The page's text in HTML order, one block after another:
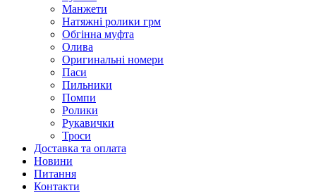
Манжети
Натяжні ролики грм
Обгінна муфта
Олива
Оригинальні номери
Паси
Пильники
Помпи
Ролики
Рукавички
Троси
Доставка та оплата
Новини
Питання
Контакти